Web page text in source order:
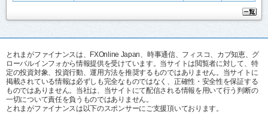
とれまがファイナンスは、FXOnline Japan、時事通信、フィスコ、カブ知恵、グ
ローバルインフォから情報提供を受けています。当サイトは閲覧者に対して、特
定の投資対象、投資行動、運用方法を推奨するものではありません。当サイトに
掲載されている情報は必ずしも完全なものではなく、正確性・安全性を保証する
ものではありません。当社は、当サイトにて配信される情報を用いて行う判断の
一切について責任を負うものではありません。
とれまがファイナンスは以下のスポンサーにご支援頂いております。